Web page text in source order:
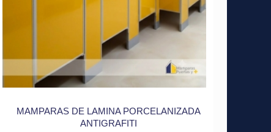
MAMPARAS DE LAMINA PORCELANIZADA
ANTIGRAFITI